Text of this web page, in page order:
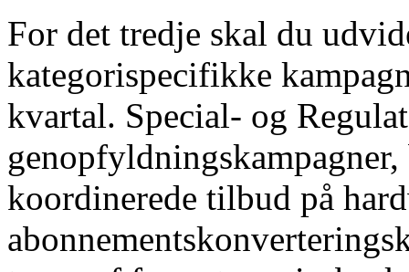
For det tredje skal du
kategorispecifikke
kvartal. Special- og
koordinerede tilbud på